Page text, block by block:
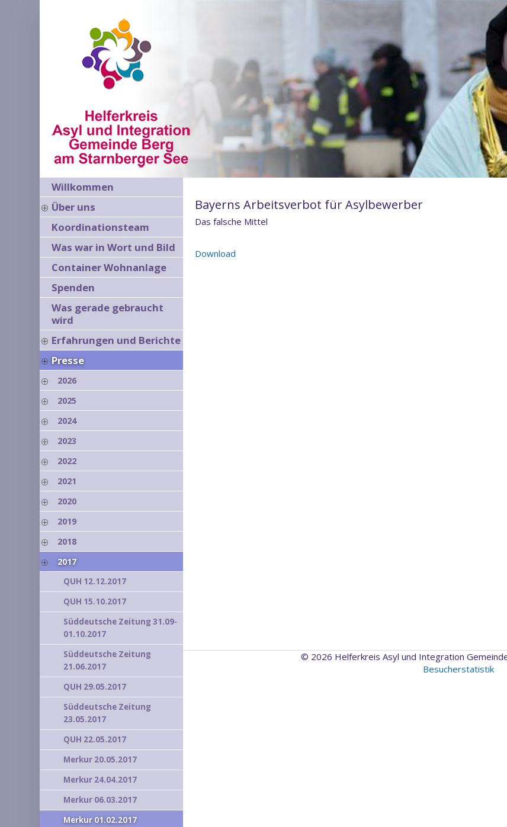
Willkommen
Über uns
Koordinationsteam
Was war in Wort und Bild
Container Wohnanlage
Spenden
Was gerade gebraucht
wird
Erfahrungen und Berichte
Presse
2026
2025
2024
2023
2022
2021
2020
2019
2018
2017
QUH 12.12.2017
QUH 15.10.2017
Süddeutsche Zeitung 31.09-
01.10.2017
Süddeutsche Zeitung
21.06.2017
QUH 29.05.2017
Süddeutsche Zeitung
23.05.2017
QUH 22.05.2017
Merkur 20.05.2017
Merkur 24.04.2017
Merkur 06.03.2017
Merkur 01.02.2017
Bayerns Arbeitsverbot für Asylbewerber
Das falsche Mittel
Download
© 2026 Helferkreis Asyl und Integration
Besucherstatistik